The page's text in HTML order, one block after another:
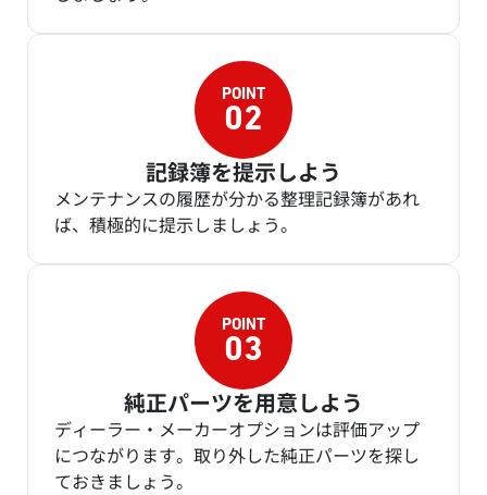
記録簿を提示しよう
メンテナンスの履歴が分かる整理記録簿があれ
ば、積極的に提示しましょう。
純正パーツを用意しよう
ディーラー・メーカーオプションは評価アップ
につながります。取り外した純正パーツを探し
ておきましょう。